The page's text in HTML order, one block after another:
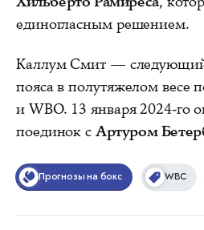
единогласным решением.
Каллум Смит — следующий
пояса в полутяжелом весе
и WBO. 13 января 2024-го
поединок с Артуром
Прогнозы на бокс WBC